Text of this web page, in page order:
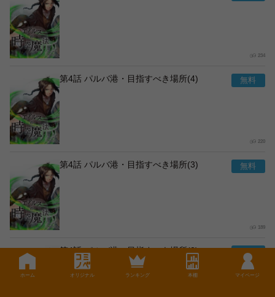
234
第4話 パルバ港・目指すべき場所(4)
220
第4話 パルバ港・目指すべき場所(3)
189
第4話 パルバ港・目指すべき場所(2)
ホーム オリジナル ランキング 本棚 マイページ